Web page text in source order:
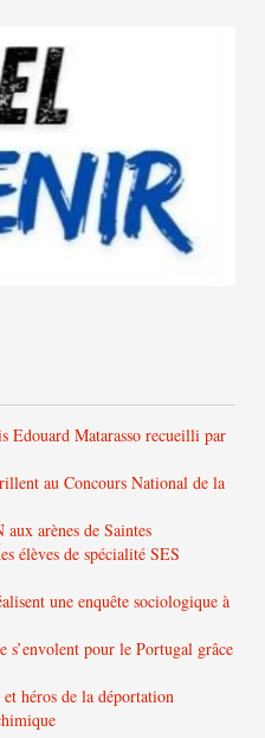
Edouard Matarasso recueilli par
au Concours National de la
arènes de Saintes
élèves de spécialité SES
une enquête sociologique à
s’envolent pour le Portugal grâce
héros de la déportation